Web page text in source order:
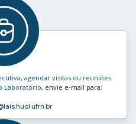
agendar visitas ou reuniões
Laboratório, envie e‑mail para: